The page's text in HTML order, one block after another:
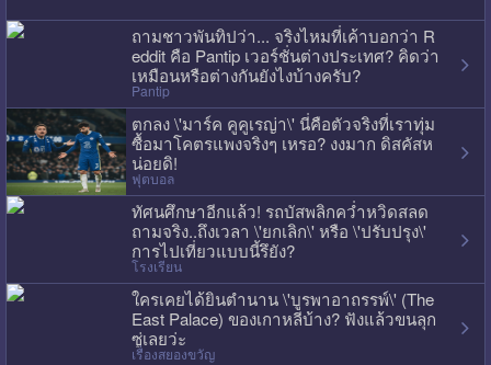
ถามชาวพันทิปว่า... จริงไหมที่เค้าบอกว่า R
eddit คือ Pantip เวอร์ชั่นต่างประเทศ? คิดว่า
เหมือนหรือต่างกันยังไงบ้างครับ?
Pantip
ตกลง \'มาร์ค คูคูเรญ่า\' นี่คือตัวจริงที่เราทุ่ม
ซื้อมาโคตรแพงจริงๆ เหรอ? งงมาก ดิสคัสห
น่อยดิ!
ฟุตบอล
ทัศนศึกษาอีกแล้ว! รถบัสพลิกคว่ำหวิดสลด
ถามจริง..ถึงเวลา \'ยกเลิก\' หรือ \'ปรับปรุง\'
การไปเที่ยวแบบนี้รึยัง?
โรงเรียน
ใครเคยได้ยินตำนาน \'บูรพาอาถรรพ์\' (The
East Palace) ของเกาหลีบ้าง? ฟังแล้วขนลุก
ซู่เลยว่ะ
เรื่องสยองขวัญ